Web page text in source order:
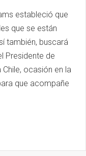
estableció que
que se están
también, buscará
Presidente de
ocasión en la
que acompañe